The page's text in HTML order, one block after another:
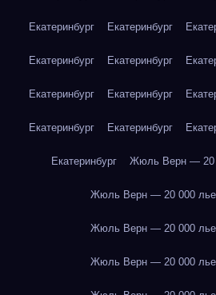
Екатеринбург Екатеринбург
Екатеринбург Екатеринбург
Екатеринбург Екатеринбург
Екатеринбург Екатеринбург
Екатеринбург Жюль Верн — 20
Жюль Верн — 20 000 лье
Жюль Верн — 20 000 лье
Жюль Верн — 20 000 лье